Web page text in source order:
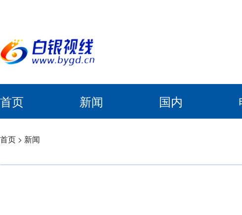
首页 新闻 国内
首页 > 新闻